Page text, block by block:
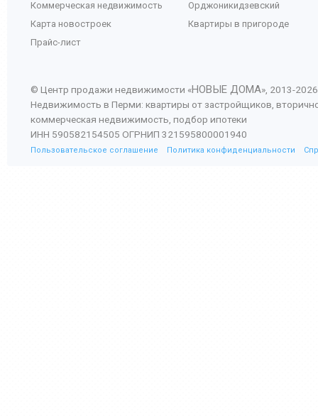
Коммерческая недвижимость
Карта новостроек
Прайс-лист
Орджоникидзевский
Квартиры в пригороде
© Центр продажи недвижимости «НОВЫЕ ДОМА», 2013-2026
Недвижимость в Перми: квартиры от застройщиков,
коммерческая недвижимость, подбор ипотеки
ИНН 590582154505 ОГРНИП 321595800001940
Пользовательское соглашение Политика конфиденциальности